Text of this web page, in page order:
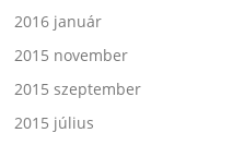
2016 január
2015 november
2015 szeptember
2015 július